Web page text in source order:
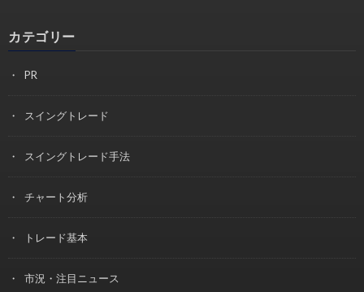
カテゴリー
PR
スイングトレード
スイングトレード手法
チャート分析
トレード基本
市況・注目ニュース